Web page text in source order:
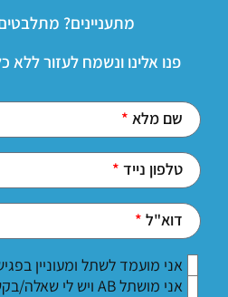
מתעניינים?
פנו אלינו ונשמח לעזור ללא
שם מלא
טלפון נייד
דוא"ל
אני מועמד לשתל ומעוניין
אני מושתל AB ויש לי שאלה/בקשה...